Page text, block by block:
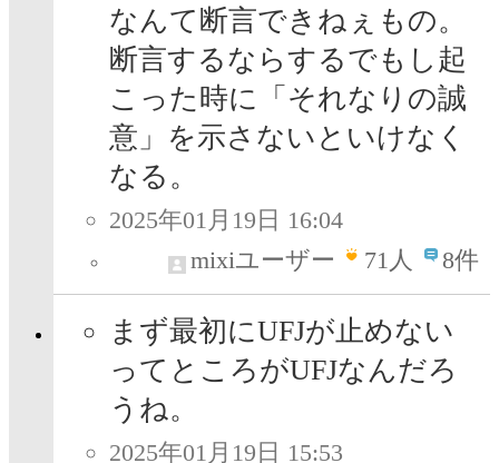
なんて断言できねぇもの。
断言するならするでもし起
こった時に「それなりの誠
意」を示さないといけなく
なる。
2025年01月19日 16:04
mixiユーザー
71人 8件
まず最初にUFJが止めない
ってところがUFJなんだろ
うね。
2025年01月19日 15:53